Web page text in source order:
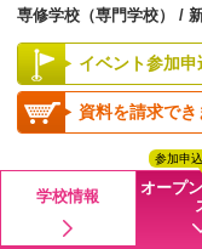
専修学校（専門学校） /
イベント参加申
資料を請求でき
学校情報
オープ
参加申